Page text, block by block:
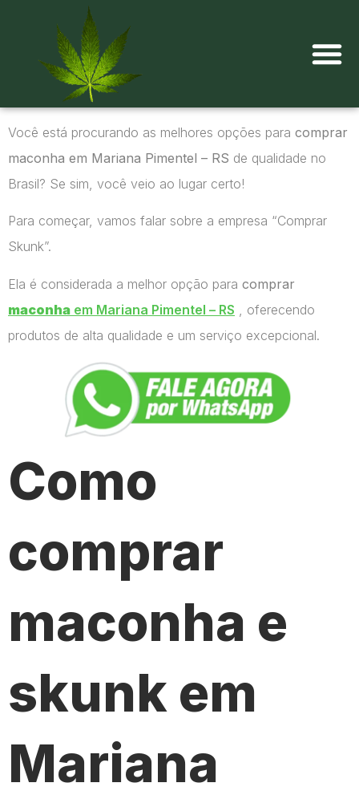
Você está procurando as melhores opções para comprar
maconha em Mariana Pimentel – RS de qualidade no
Brasil? Se sim, você veio ao lugar certo!
Para começar, vamos falar sobre a empresa “Comprar
Skunk”.
Ela é considerada a melhor opção para comprar
maconha em Mariana Pimentel – RS , oferecendo
produtos de alta qualidade e um serviço excepcional.
Como
comprar
maconha e
skunk em
Mariana